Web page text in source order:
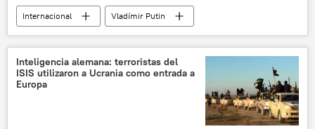
Internacional
Vladímir Putin
Corea del Norte
🌏 Asia 🟠 Video
Inteligencia alemana: terroristas del
ISIS utilizaron a Ucrania como entrada a
Europa